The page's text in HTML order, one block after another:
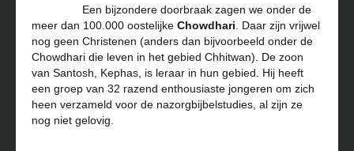
Een bijzondere doorbraak zagen we onder de
meer dan 100.000 oostelijke Chowdhari . Daar zijn vrijwel
nog geen Christenen (anders dan bijvoorbeeld onder de
Chowdhari die leven in het gebied Chhitwan). De zoon
van Santosh, Kephas, is leraar in hun gebied. Hij heeft
een groep van 32 razend enthousiaste jongeren om zich
heen verzameld voor de nazorgbijbelstudies, al zijn ze
nog niet gelovig.